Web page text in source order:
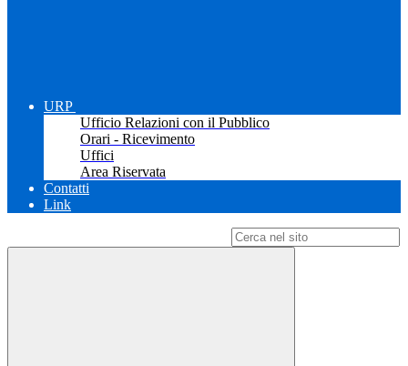
URP
Ufficio Relazioni con il Pubblico
Orari - Ricevimento
Uffici
Area Riservata
Contatti
Link